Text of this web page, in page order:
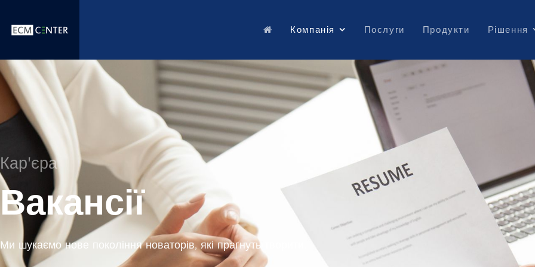
Компанія Послуги Продукти Рішення
Кар'єра
Вакансії
Ми шукаємо нове покоління новаторів, які прагнуть творити.